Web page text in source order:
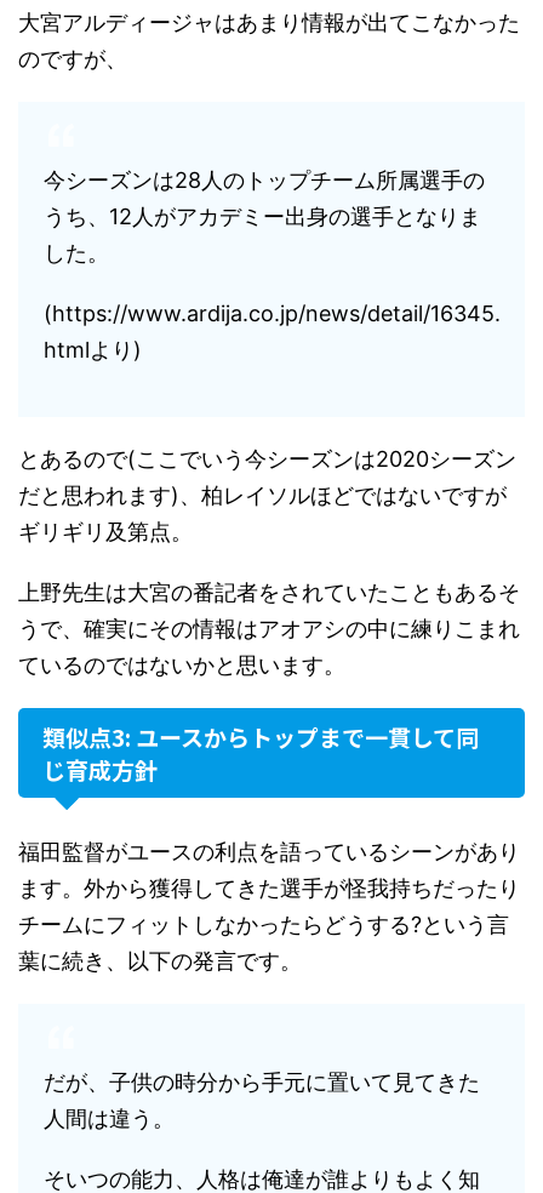
大宮アルディージャはあまり情報が出てこなかった
のですが、
今シーズンは28人のトップチーム所属選手の
うち、12人がアカデミー出身の選手となりま
した。
(https://www.ardija.co.jp/news/detail/16345.
htmlより)
とあるので(ここでいう今シーズンは2020シーズン
だと思われます)、柏レイソルほどではないですが
ギリギリ及第点。
上野先生は大宮の番記者をされていたこともあるそ
うで、確実にその情報はアオアシの中に練りこまれ
ているのではないかと思います。
類似点3: ユースからトップまで一貫して同
じ育成方針
福田監督がユースの利点を語っているシーンがあり
ます。外から獲得してきた選手が怪我持ちだったり
チームにフィットしなかったらどうする?という言
葉に続き、以下の発言です。
だが、子供の時分から手元に置いて見てきた
人間は違う。
そいつの能力、人格は俺達が誰よりもよく知